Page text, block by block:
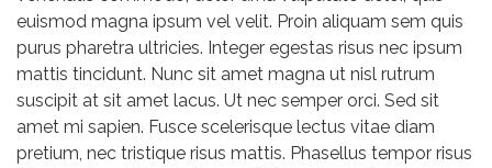
euismod magna ipsum vel velit. Proin aliquam sem quis
purus pharetra ultricies. Integer egestas risus nec ipsum
mattis tincidunt. Nunc sit amet magna ut nisl rutrum
suscipit at sit amet lacus. Ut nec semper orci. Sed sit
amet mi sapien. Fusce scelerisque lectus vitae diam
pretium, nec tristique risus mattis. Phasellus tempor risus